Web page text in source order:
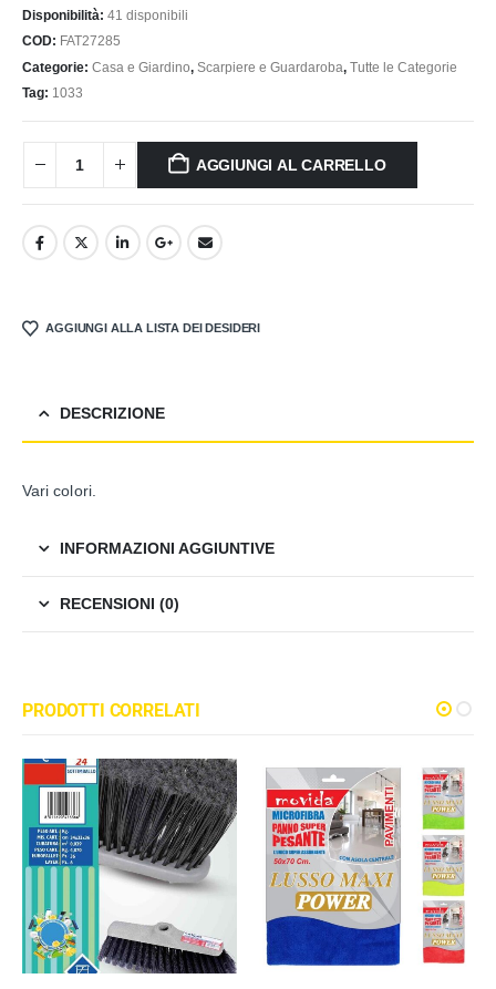
Disponibilità: 41 disponibili
COD: FAT27285
Categorie: Casa e Giardino, Scarpiere e Guardaroba, Tutte le Categorie
Tag: 1033
AGGIUNGI AL CARRELLO
AGGIUNGI ALLA LISTA DEI DESIDERI
DESCRIZIONE
Vari colori.
INFORMAZIONI AGGIUNTIVE
RECENSIONI (0)
PRODOTTI CORRELATI